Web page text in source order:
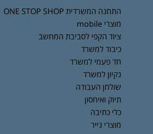
התחנה המשרדית ONE STOP SHOP
מוצרי mobile
ציוד הקפי לסביבת המחשב
כיבוד למשרד
חד פעמי למשרד
נקיון למשרד
שולחן העבודה
תיוק ואיחסון
כלי כתיבה
מוצרי נייר